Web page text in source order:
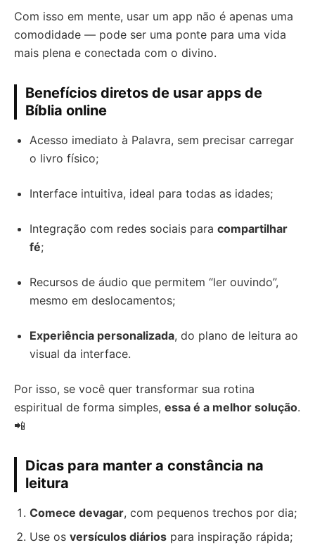
Com isso em mente, usar um app não é apenas uma
comodidade — pode ser uma ponte para uma vida
mais plena e conectada com o divino.
Benefícios diretos de usar apps de
Bíblia online
Acesso imediato à Palavra, sem precisar carregar
o livro físico;
Interface intuitiva, ideal para todas as idades;
Integração com redes sociais para compartilhar
fé;
Recursos de áudio que permitem “ler ouvindo”,
mesmo em deslocamentos;
Experiência personalizada, do plano de leitura ao
visual da interface.
Por isso, se você quer transformar sua rotina
espiritual de forma simples, essa é a melhor solução.
📲
Dicas para manter a constância na
leitura
Comece devagar, com pequenos trechos por dia;
Use os versículos diários para inspiração rápida;